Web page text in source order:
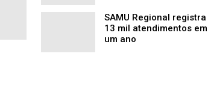
SAMU Regional
13 mil atendimentos
um ano